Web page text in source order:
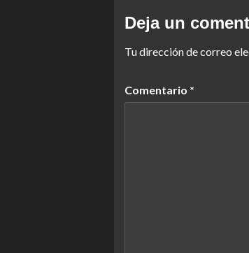
Deja un
Tu dirección de correo
Comentario *